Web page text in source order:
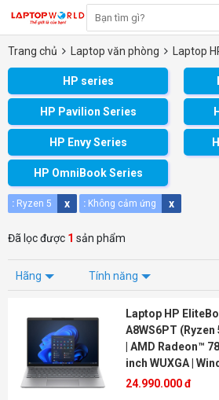
Trang chủ Laptop văn phòng Laptop
HP series
HP Pavilion Series
HP Envy Series
HP OmniBook Series
: Ryzen 5 x : Không cảm ứng x
Đã lọc được 1 sản phẩm
Hãng Tính năng
Laptop HP
A8WS6PT (Ryzen
| AMD Radeon™
inch WUXGA |
24.990.000 đ